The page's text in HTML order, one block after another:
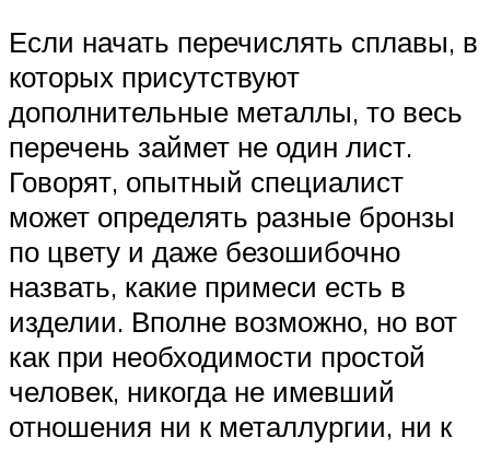
Если начать перечислять сплавы, в
которых присутствуют
дополнительные металлы, то весь
перечень займет не один лист.
Говорят, опытный специалист
может определять разные бронзы
по цвету и даже безошибочно
назвать, какие примеси есть в
изделии. Вполне возможно, но вот
как при необходимости простой
человек, никогда не имевший
отношения ни к металлургии, ни к